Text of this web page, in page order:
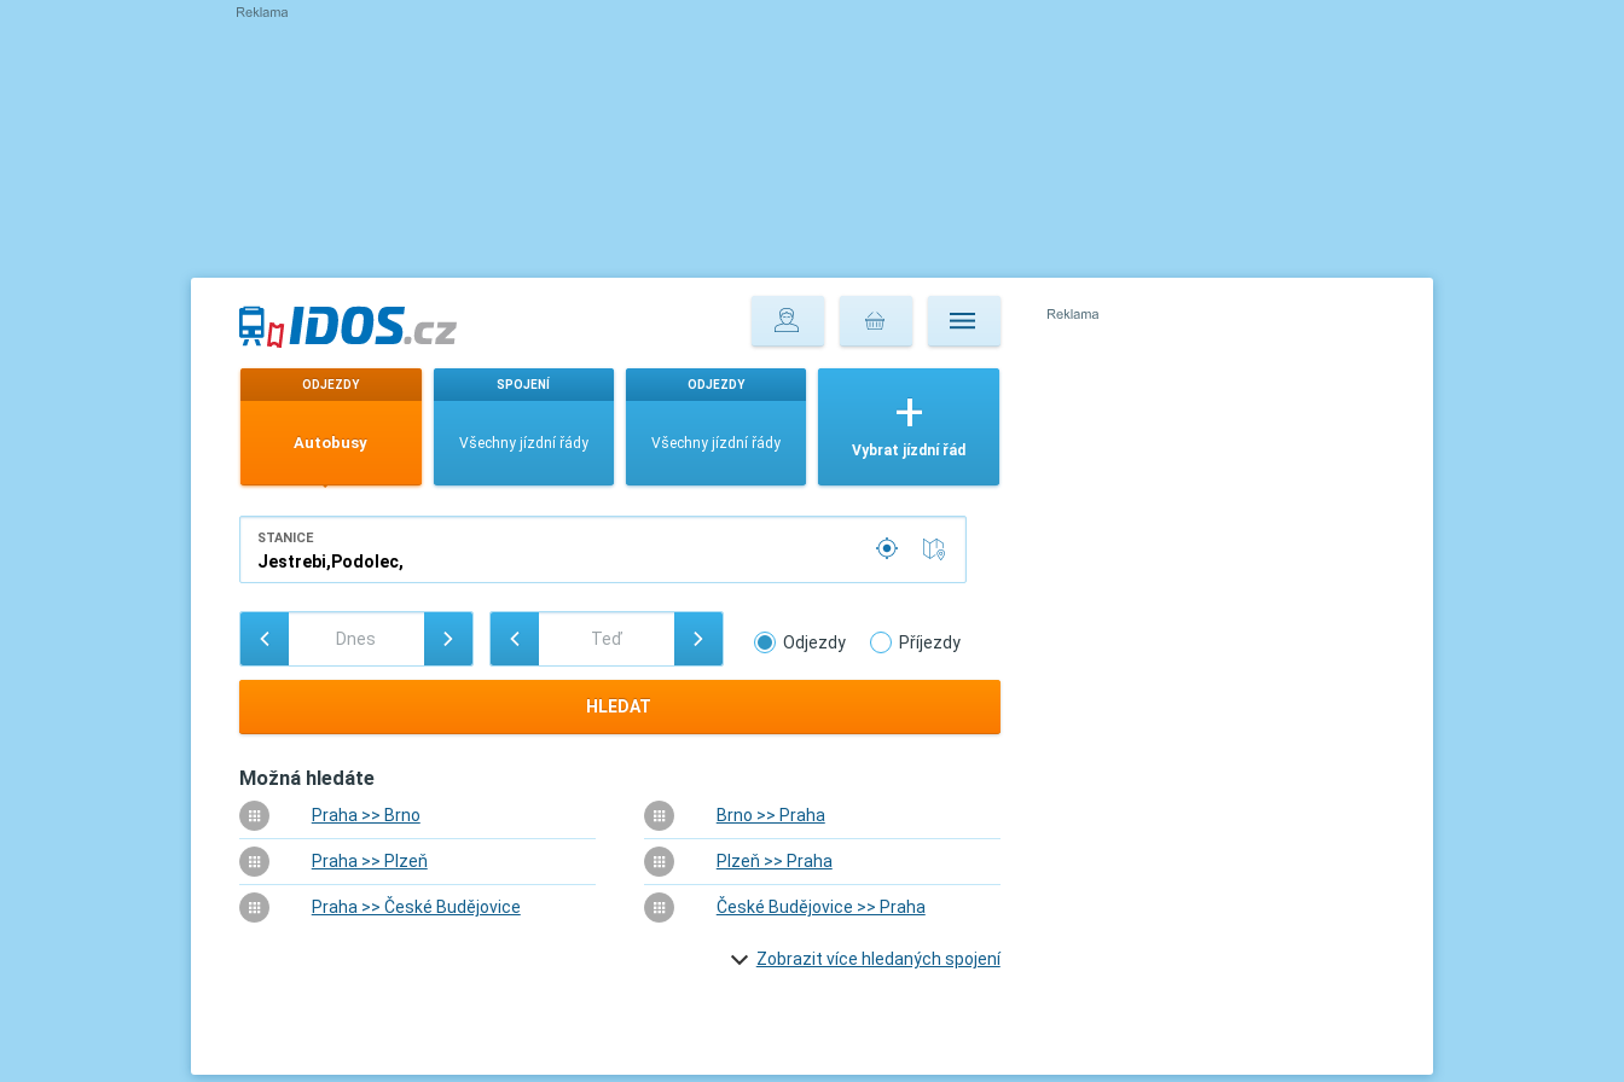
ODJEZDY
Autobusy
SPOJENÍ
Všechny jízdní řády
ODJEZDY
Všechny jízdní řády Vybrat jízdní řád
STANICE
Odjezdy Příjezdy
HLEDAT
Možná hledáte
Praha >> Brno Brno >> Praha
Praha >> Plzeň Plzeň >> Praha
Praha >> České Budějovice České Budějovice >> Praha
Zobrazit více hledaných spojení